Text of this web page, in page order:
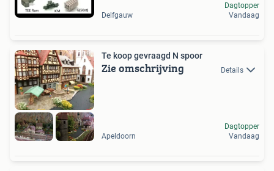
Delfgauw
Dagtopper
Vandaag
Te koop gevraagd N spoor
Zie omschrijving Details
Apeldoorn
Dagtopper
Vandaag